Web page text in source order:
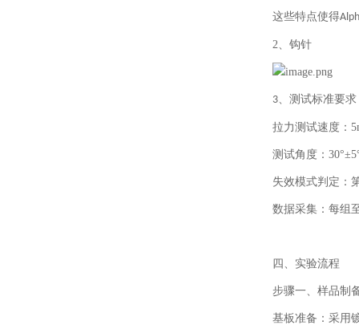
这些特点使得
2、钩针
3、 测试标准要求
拉力测试速度：
测试角度：
失效模式判定：
数据采集：每组
四、 实验流程
步骤一、 样品制
基板准备：采用